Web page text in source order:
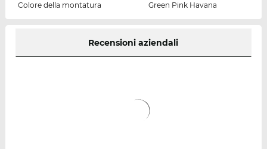
Colore della montatura
Green Pink Havana
Recensioni aziendali